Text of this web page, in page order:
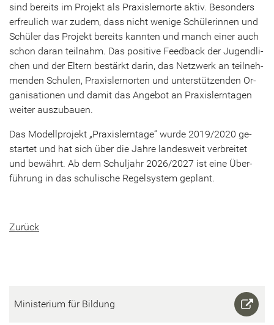
sind be­reits im Pro­jekt als Pra­xis­lern­or­te aktiv. Be­son­ders
er­freu­lich war zudem, dass nicht we­ni­ge Schü­le­rin­nen und
Schü­ler das Pro­jekt be­reits kann­ten und manch einer auch
schon daran teil­nahm. Das po­si­ti­ve Feed­back der Ju­gend­li­
chen und der El­tern be­stärkt darin, das Netz­werk an teil­neh­
men­den Schu­len, Pra­xis­lern­or­ten und un­ter­stüt­zen­den Or­
ga­ni­sa­tio­nen und damit das An­ge­bot an Pra­xis­lern­ta­gen
wei­ter aus­zu­bau­en.
Das Mo­dell­pro­jekt „Pra­xis­lern­ta­ge“ wurde 2019/2020 ge­
star­tet und hat sich über die Jahre lan­des­weit ver­brei­tet
und be­währt. Ab dem Schul­jahr 2026/2027 ist eine Über­
füh­rung in das schu­li­sche Re­gel­sys­tem ge­plant.
Zu­rück
Mi­nis­te­ri­um für Bil­dung